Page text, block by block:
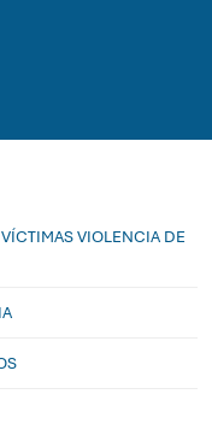
VIOLENCIA DE